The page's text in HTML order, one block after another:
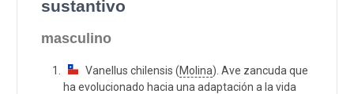
sustantivo
masculino
Vanellus chilensis (Molina). Ave zancuda que
ha evolucionado hacia una adaptación a la vida